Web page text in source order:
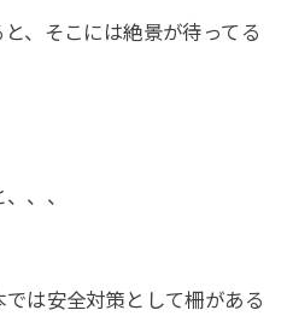
、そこには絶景が待ってる
、、
は安全対策として柵がある